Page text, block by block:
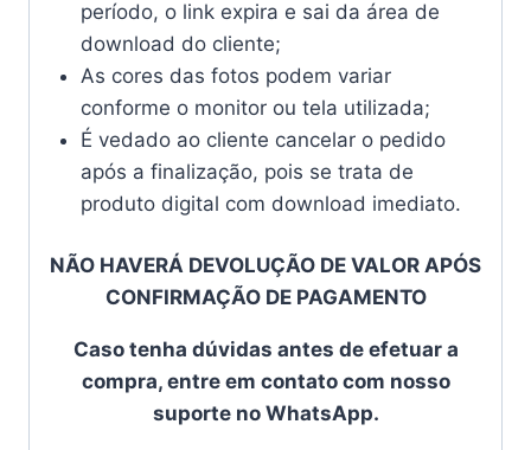
período, o link expira e sai da área de
download do cliente;
As cores das fotos podem variar
conforme o monitor ou tela utilizada;
É vedado ao cliente cancelar o pedido
após a finalização, pois se trata de
produto digital com download imediato.
NÃO HAVERÁ DEVOLUÇÃO DE VALOR APÓS
CONFIRMAÇÃO DE PAGAMENTO
Caso tenha dúvidas antes de efetuar a
compra, entre em contato com nosso
suporte no WhatsApp.